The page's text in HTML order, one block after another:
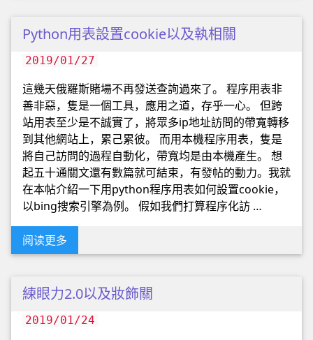
Python用表設置cookie以及執相關
2019/01/27
這幾天俄羅斯賭場不再發送查詢過來了。 程序用表非
善非惡，隻是一個工具，應用之道，存乎一心。 但跨
站用表至少是不誠實了，將眾多ip地址訪問的帶寬轉移
到其他網站上，累己累彼。 而用本機程序用表，隻是
將自己訪問的過程自動化，帶寬均是由本機產生。 想
起五十通關文還有數篇就可結束，有發帖的動力。我就
在本帖介紹一下用python程序用表如何設置cookie，
以bing搜索引擎為例。 假如我們打算程序化訪 …
阅读更多
練眼力2.0以及妝飾關
2019/01/24